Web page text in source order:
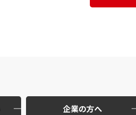
企業の方へ